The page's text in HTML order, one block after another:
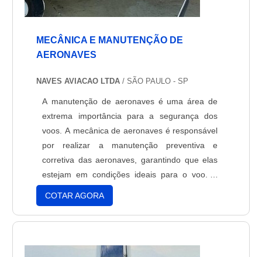
MECÂNICA E MANUTENÇÃO DE
AERONAVES
NAVES AVIACAO LTDA/ SÃO PAULO - SP
A manutenção de aeronaves é uma área de
extrema importância para a segurança dos
voos. A mecânica de aeronaves é responsável
por realizar a manutenção preventiva e
corretiva das aeronaves, garantindo que elas
estejam em condições ideais para o voo. A
mecânica de aeronaves é responsável por
realizar inspeções, reparos, substituições de
peças e outras tarefas necessárias para
de aeronaves é essencial para garantir a
COTAR AGORA